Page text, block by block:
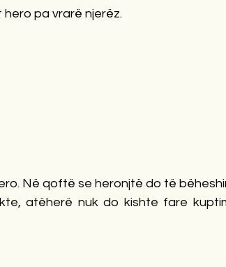
hero pa vrarë njerëz.
Në qoftë se heronjtë do të
atëherë nuk do kishte fare